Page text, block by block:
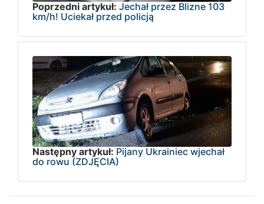
Poprzedni artykuł: Jechał przez Blizne 103
km/h! Uciekał przed policją
Następny artykuł: Pijany Ukrainiec wjechał
do rowu (ZDJĘCIA)